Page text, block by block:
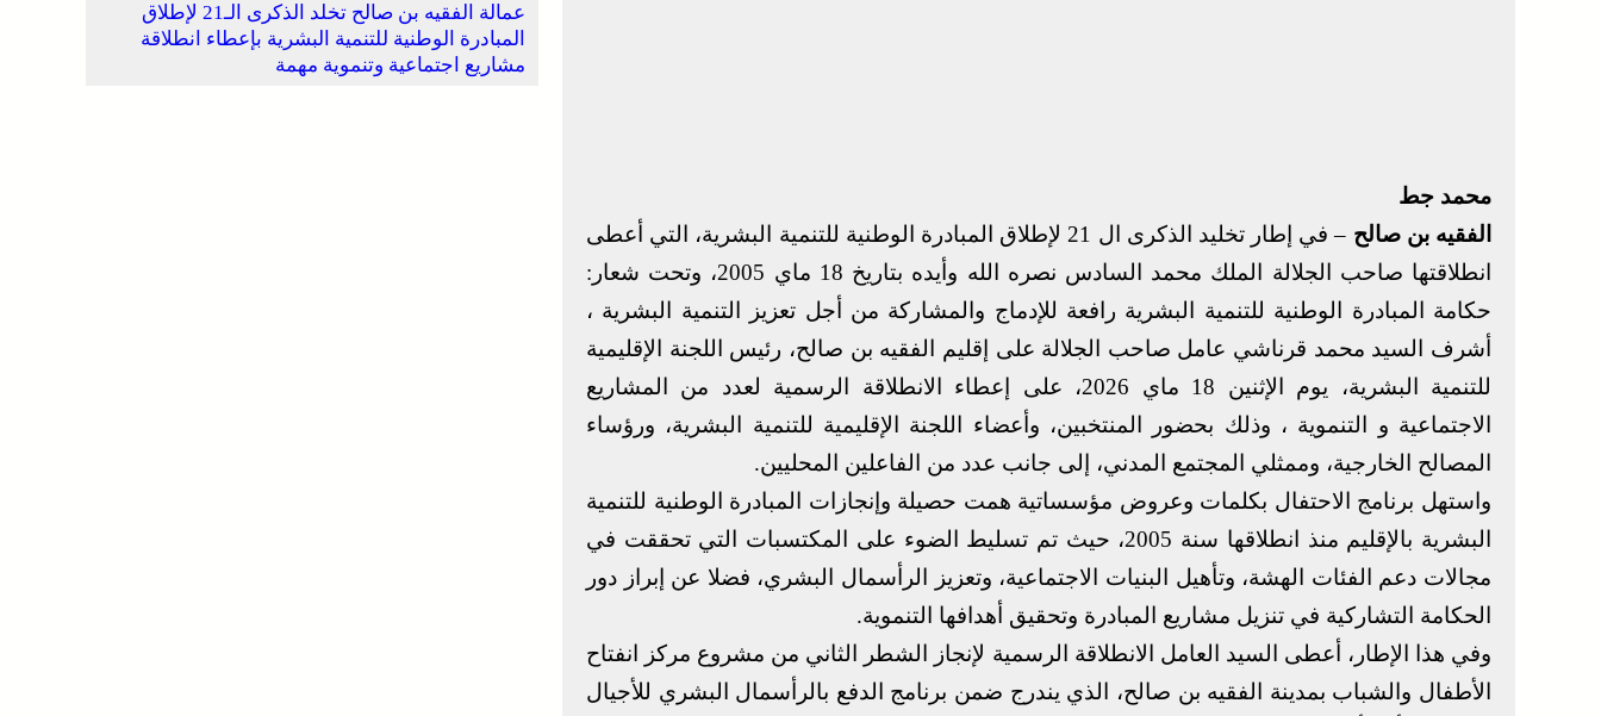
محمد جط
الفقيه بن صالح
– في إطار تخليد الذكرى ال 21 لإطلاق المبادرة الوطنية للتنمية البشرية، التي أعطى
انطلاقتها صاحب الجلالة الملك محمد السادس نصره الله وأيده بتاريخ 18 ماي 2005، وتحت شعار:
حكامة المبادرة الوطنية للتنمية البشرية رافعة للإدماج والمشاركة من أجل تعزيز التنمية البشرية ،
أشرف السيد محمد قرناشي عامل صاحب الجلالة على إقليم الفقيه بن صالح، رئيس اللجنة الإقليمية
للتنمية البشرية، يوم الإثنين 18 ماي 2026، على إعطاء الانطلاقة الرسمية لعدد من المشاريع
الاجتماعية و التنموية ، وذلك بحضور المنتخبين، وأعضاء اللجنة الإقليمية للتنمية البشرية، ورؤساء
المصالح الخارجية، وممثلي المجتمع المدني، إلى جانب عدد من الفاعلين المحليين.
واستهل برنامج الاحتفال بكلمات وعروض مؤسساتية همت حصيلة وإنجازات المبادرة الوطنية للتنمية
البشرية بالإقليم منذ انطلاقها سنة 2005، حيث تم تسليط الضوء على المكتسبات التي تحققت في
مجالات دعم الفئات الهشة، وتأهيل البنيات الاجتماعية، وتعزيز الرأسمال البشري، فضلا عن إبراز دور
الحكامة التشاركية في تنزيل مشاريع المبادرة وتحقيق أهدافها التنموية.
وفي هذا الإطار، أعطى السيد العامل الانطلاقة الرسمية لإنجاز الشطر الثاني من مشروع مركز انفتاح
الأطفال والشباب بمدينة الفقيه بن صالح، الذي يندرج ضمن برنامج الدفع بالرأسمال البشري للأجيال
عمالة الفقيه بن صالح تخلد الذكرى الـ21 لإطلاق
المبادرة الوطنية للتنمية البشرية بإعطاء انطلاقة
مشاريع اجتماعية وتنموية مهمة